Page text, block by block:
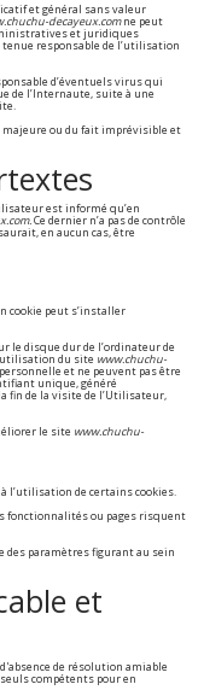
et général sans valeur
decayeux.comne peut
et juridiques
responsable de l’utilisation
d’éventuels virus qui
de l’Internaute, suite à une
majeure ou du fait imprévisible et
est informé qu’en
Ce dernier n’a pas de contrôle
en aucun cas, être
cookie peut s’installer
le disque dur de l’ordinateur de
du site www.chuchu-
et ne peuvent pas être
unique, généré
fin de la visite de l’Utilisateur,
le site www.chuchu-
l’utilisation de certains cookies.
fonctionnalités ou pages risquent
des paramètres figurant au sein
et
de résolution amiable
compétents pour en